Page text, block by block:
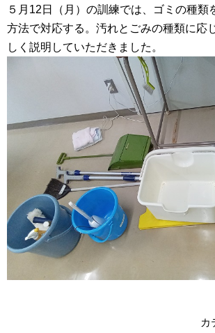
５月12日（月）の訓練では、ゴミの種類
方法で対応する。汚れとごみの種類に応
しく説明していただきました。
カ